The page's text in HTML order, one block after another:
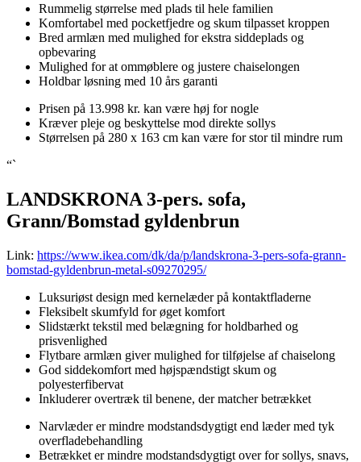
Rummelig størrelse med plads til hele familien
Komfortabel med pocketfjedre og skum tilpasset kroppen
Bred armlæn med mulighed for ekstra siddeplads og
opbevaring
Mulighed for at ommøblere og justere chaiselongen
Holdbar løsning med 10 års garanti
Prisen på 13.998 kr. kan være høj for nogle
Kræver pleje og beskyttelse mod direkte sollys
Størrelsen på 280 x 163 cm kan være for stor til mindre rum
“`
LANDSKRONA 3-pers. sofa,
Grann/Bomstad gyldenbrun
Link: https://www.ikea.com/dk/da/p/landskrona-3-pers-sofa-grann-
bomstad-gyldenbrun-metal-s09270295/
Luksuriøst design med kernelæder på kontaktfladerne
Fleksibelt skumfyld for øget komfort
Slidstærkt tekstil med belægning for holdbarhed og
prisvenlighed
Flytbare armlæn giver mulighed for tilføjelse af chaiselong
God siddekomfort med højspændstigt skum og
polyesterfibervat
Inkluderer overtræk til benene, der matcher betrækket
Narvlæder er mindre modstandsdygtigt end læder med tyk
overfladebehandling
Betrækket er mindre modstandsdygtigt over for sollys, snavs,